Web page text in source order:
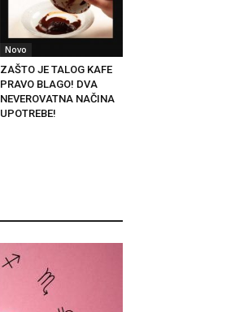
Novo
ZAŠTO JE TALOG KAFE
PRAVO BLAGO! DVA
NEVEROVATNA NAČINA
UPOTREBE!